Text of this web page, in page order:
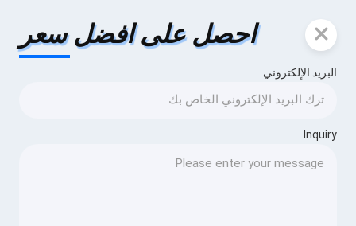
احصل على افضل سعر
البريد الإلكتروني
Inquiry